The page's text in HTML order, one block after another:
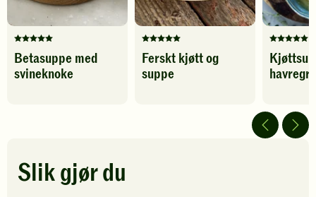
Denne
oppskriften
har
Klikk
for
Betasuppe med
svineknoke
Denne
oppskriften
har
Ferskt kjøtt og
suppe
Denne
har
av
5
Slik gjør du